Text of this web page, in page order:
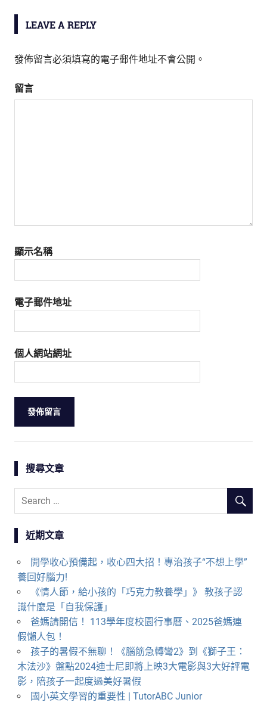
導LEAVE A REPLY
發佈留言必須填寫的電子郵件地址不會公開。
留言
顯示名稱
電子郵件地址
個人網站網址
搜尋文章
近期文章
開學收心預備起，收心四大招！專治孩子“不想上學”
養回好腦力!
《情人節，給小孩的「巧克力教養學」》 教孩子認
識什麼是「自我保護」
爸媽請開信！ 113學年度校園行事曆、2025爸媽連
假懶人包！
孩子的暑假不無聊！《腦筋急轉彎2》到《獅子王：
木法沙》盤點2024迪士尼即將上映3大電影與3大好評電
影，陪孩子一起度過美好暑假
國小英文學習的重要性 | TutorABC Junior